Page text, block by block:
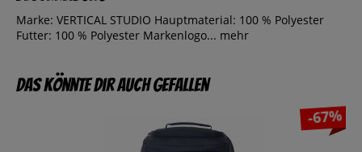
Marke: VERTICAL STUDIO Hauptmaterial: 100 % Polyester
Futter: 100 % Polyester Markenlogo... mehr
Das könnte dir auch gefallen
-67%